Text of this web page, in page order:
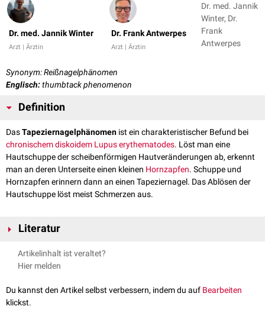
Dr. med. Jannik Winter
Arzt | Ärztin
Dr. Frank Antwerpes
Arzt | Ärztin
Dr. med. Jannik
Winter, Dr.
Frank
Antwerpes
Synonym: Reißnagelphänomen
Englisch:thumbtack phenomenon
Definition
DasTapeziernagelphänomen ist ein charakteristischer Befund bei
chronischem diskoidem Lupus erythematodes. Löst man eine
Hautschuppe der scheibenförmigen Hautveränderungen ab, erkennt
man an deren Unterseite einen kleinen Hornzapfen. Schuppe und
Hornzapfen erinnern dann an einen Tapeziernagel. Das Ablösen der
Hautschuppe löst meist Schmerzen aus.
Literatur
Altmeyer Dermatologie
via medici
Artikelinhalt ist veraltet?
Hier melden
Du kannst den Artikel selbst verbessern, indem du auf Bearbeiten
klickst.